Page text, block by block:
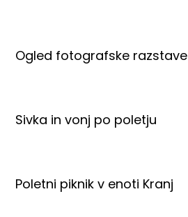
Ogled fotografske razstave
Sivka in vonj po poletju
Poletni piknik v enoti Kranj